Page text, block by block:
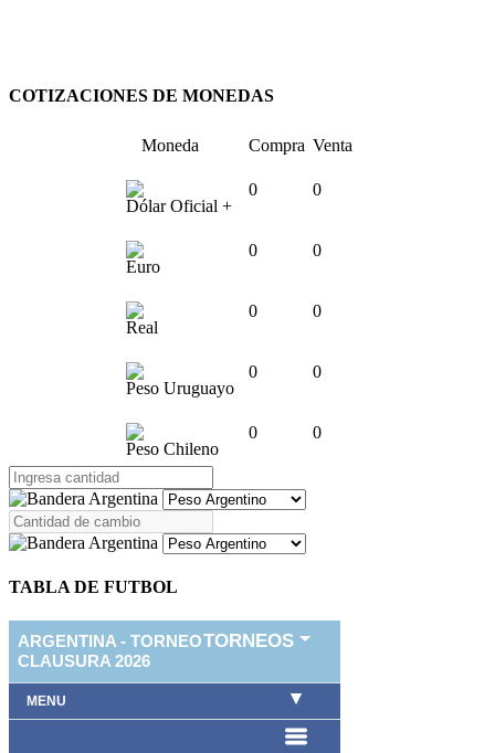
COTIZACIONES DE MONEDAS
Moneda Compra Venta
Dólar Oficial +
0 0
Euro
0 0
Real
0 0
Peso Uruguayo
0 0
Peso Chileno
0 0
TABLA DE FUTBOL